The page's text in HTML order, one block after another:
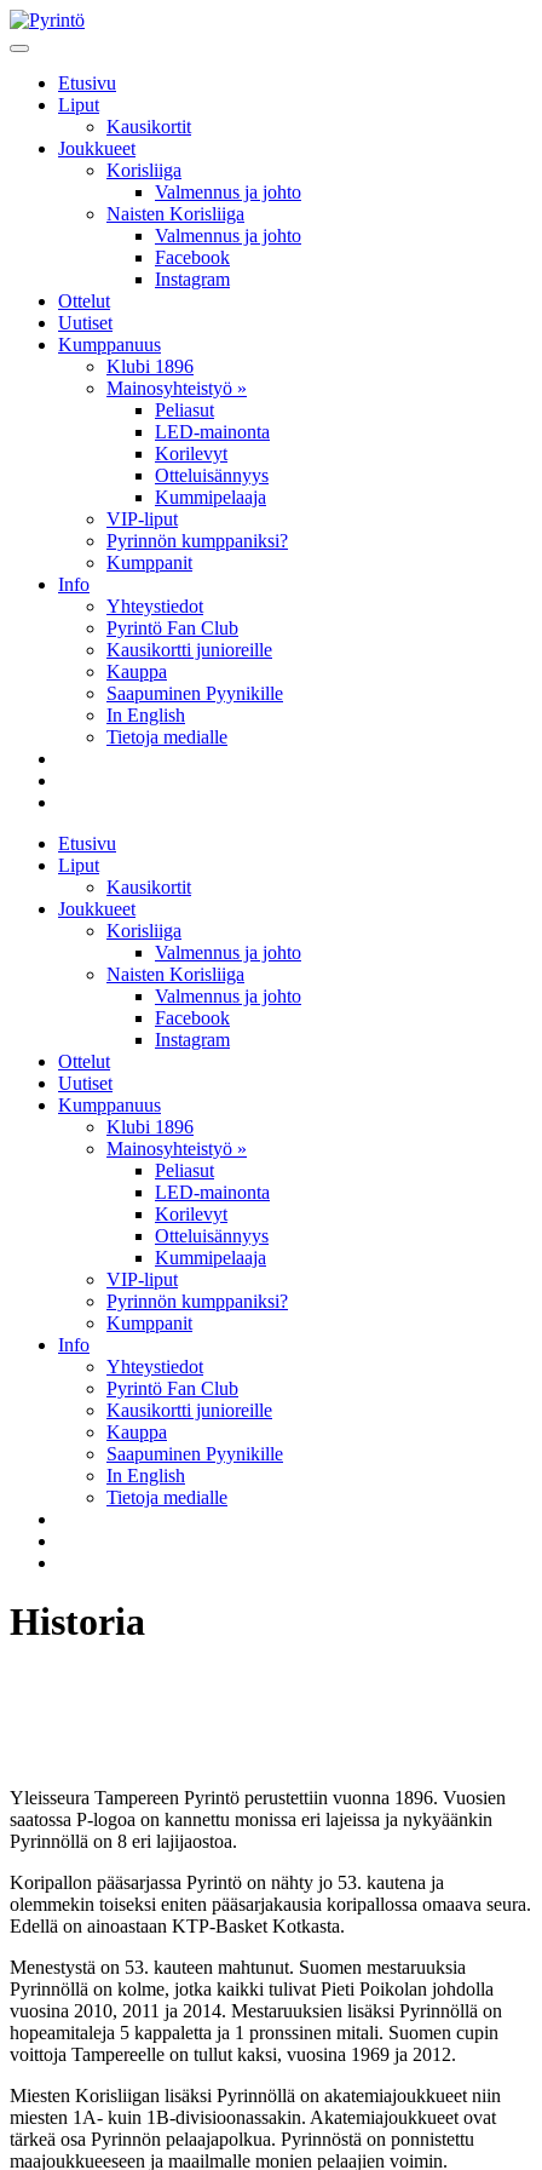
Etusivu
Liput
Kausikortit
Joukkueet
Korisliiga
Valmennus ja johto
Naisten Korisliiga
Valmennus ja johto
Facebook
Instagram
Ottelut
Uutiset
Kumppanuus
Klubi 1896
Mainosyhteistyö »
Peliasut
LED-mainonta
Korilevyt
Otteluisännyys
Kummipelaaja
VIP-liput
Pyrinnön kumppaniksi?
Kumppanit
Info
Yhteystiedot
Pyrintö Fan Club
Kausikortti junioreille
Kauppa
Saapuminen Pyynikille
In English
Tietoja medialle
Etusivu
Liput
Kausikortit
Joukkueet
Korisliiga
Valmennus ja johto
Naisten Korisliiga
Valmennus ja johto
Facebook
Instagram
Ottelut
Uutiset
Kumppanuus
Klubi 1896
Mainosyhteistyö »
Peliasut
LED-mainonta
Korilevyt
Otteluisännyys
Kummipelaaja
VIP-liput
Pyrinnön kumppaniksi?
Kumppanit
Info
Yhteystiedot
Pyrintö Fan Club
Kausikortti junioreille
Kauppa
Saapuminen Pyynikille
In English
Tietoja medialle
Historia
Yleisseura Tampereen Pyrintö perustettiin vuonna 1896. Vuosien
saatossa P-logoa on kannettu monissa eri lajeissa ja nykyäänkin
Pyrinnöllä on 8 eri lajijaostoa.
Koripallon pääsarjassa Pyrintö on nähty jo 53. kautena ja
olemmekin toiseksi eniten pääsarjakausia koripallossa omaava seura.
Edellä on ainoastaan KTP-Basket Kotkasta.
Menestystä on 53. kauteen mahtunut. Suomen mestaruuksia
Pyrinnöllä on kolme, jotka kaikki tulivat Pieti Poikolan johdolla
vuosina 2010, 2011 ja 2014. Mestaruuksien lisäksi Pyrinnöllä on
hopeamitaleja 5 kappaletta ja 1 pronssinen mitali. Suomen cupin
voittoja Tampereelle on tullut kaksi, vuosina 1969 ja 2012.
Miesten Korisliigan lisäksi Pyrinnöllä on akatemiajoukkueet niin
miesten 1A- kuin 1B-divisioonassakin. Akatemiajoukkueet ovat
tärkeä osa Pyrinnön pelaajapolkua. Pyrinnöstä on ponnistettu
maajoukkueeseen ja maailmalle monien pelaajien voimin.